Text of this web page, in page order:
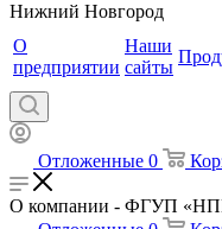
Нижний Новгород
О
предприятии
Наши
сайты
Отложенные 0
О компании - ФГУП